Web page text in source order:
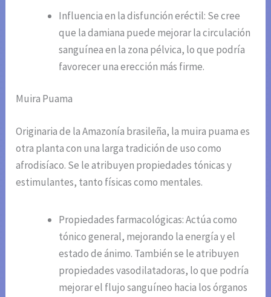
Influencia en la disfunción eréctil: Se cree
que la damiana puede mejorar la circulación
sanguínea en la zona pélvica, lo que podría
favorecer una erección más firme.
Muira Puama
Originaria de la Amazonía brasileña, la muira puama es
otra planta con una larga tradición de uso como
afrodisíaco. Se le atribuyen propiedades tónicas y
estimulantes, tanto físicas como mentales.
Propiedades farmacológicas: Actúa como
tónico general, mejorando la energía y el
estado de ánimo. También se le atribuyen
propiedades vasodilatadoras, lo que podría
mejorar el flujo sanguíneo hacia los órganos